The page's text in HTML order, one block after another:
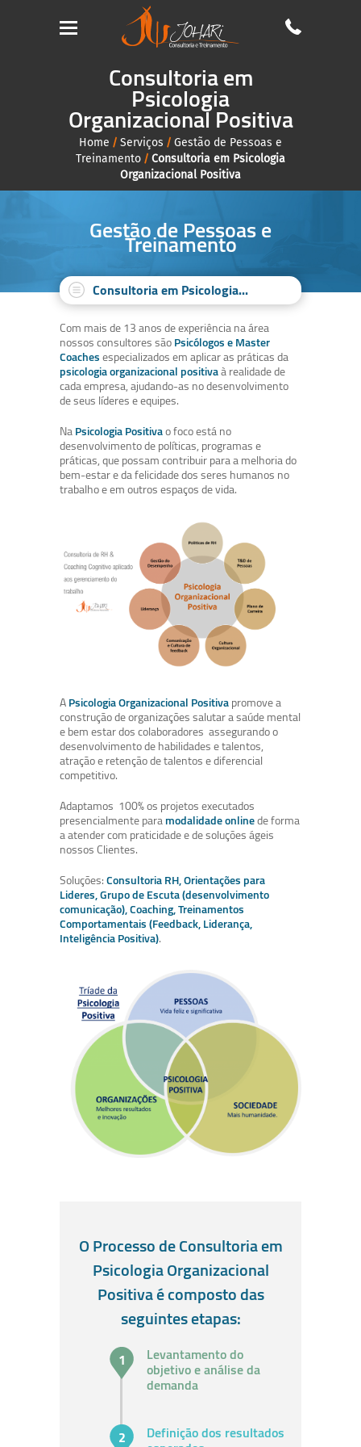
Consultoria em
Psicologia
Organizacional Positiva
Home / Serviços / Gestão de Pessoas e
Treinamento / Consultoria em Psicologia
Organizacional Positiva
Gestão de Pessoas e
Treinamento
Consultoria em Psicologia...
Com mais de 13 anos de experiência na área
nossos consultores sãoPsicólogos e Master
Coachesespecializados em aplicar as práticas da
psicologia organizacional positivaà realidade de
cada empresa, ajudando-as no desenvolvimento
de seus líderes e equipes.
NaPsicologia Positivao foco está no
desenvolvimento de políticas, programas e
práticas, que possam contribuir para a melhoria do
bem-estar e da felicidade dos seres humanos no
trabalho e em outros espaços de vida.
APsicologia Organizacional Positivapromove a
construção de organizações salutar a saúde mental
e bem estar dos colaboradores assegurando o
desenvolvimento de habilidades e talentos,
atração e retenção de talentos e diferencial
competitivo.
Adaptamos 100% os projetos executados
presencialmente paramodalidade onlinede forma
a atender com praticidade e de soluções ágeis
nossos Clientes.
Soluções:Consultoria RH, Orientações para
Lideres, Grupo de Escuta (desenvolvimento
comunicação), Coaching, Treinamentos
Comportamentais (Feedback, Liderança,
Inteligência Positiva).
O Processo de Consultoria em
Psicologia Organizacional
Positiva é composto das
seguintes etapas:
Levantamento do
objetivo e análise da
demanda
Definição dos resultados